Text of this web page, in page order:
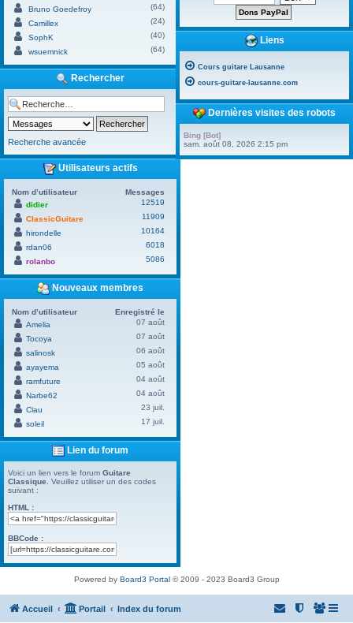
Bruno Goedefroy
(64)
Camillex
(24)
SophK
(40)
wsuemnick
(64)
Rechercher
Recherche avancée
Utilisateurs actifs
Nom d’utilisateur
Messages
didier
12519
ClassicGuitare
11909
hirondelle
10164
rdan06
6018
rolanbo
5086
Nouveaux membres
Nom d’utilisateur
Enregistré le
Amelia
07 août
Tocoya
07 août
salinosk
06 août
ayayema
05 août
ramfuture
04 août
Narbe62
04 août
Clau
23 juil.
soleil
17 juil.
Lien du forum
Voici un lien vers le forum Guitare
Classique . Veuillez utiliser un des codes
suivant :
HTML :
BBCode :
Liens
Cours guitare Lausanne
cours-guitare-lausanne.com
Dernières visites des robots
Bing [Bot]
sam. août 08, 2026 2:15 pm
Powered by Board3 Portal© 2009 - 2023 Board3 Group
Accueil Portail Index du forum